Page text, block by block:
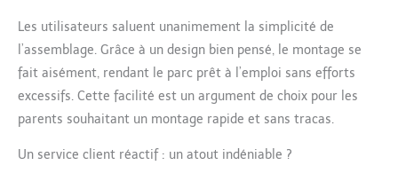
besoin d'une aire de
jeu compacte ou d'une
plus grande, il suffit de
tourner les
connecteurs et
d'ajouter ou de retirer
personnaliser la
Les utilisateurs saluent unanimement la simplicité de
l’assemblage. Grâce à un design bien pensé, le montage se
fait aisément, rendant le parc prêt à l’emploi sans efforts
excessifs. Cette facilité est un argument de choix pour les
parents souhaitant un montage rapide et sans tracas.
Un service client réactif : un atout indéniable ?